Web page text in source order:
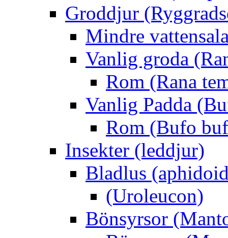
Groddjur
Mindre
Vanlig groda
Rom (Rana
Vanlig Padda
Rom (Bufo
Insekter (leddjur)
Bladlus
(Uroleucon)
Bönsyrsor